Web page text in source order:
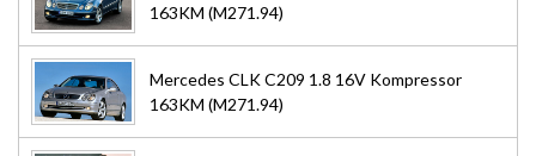
163KM (M271.94)
Mercedes CLK C209 1.8 16V Kompressor
163KM (M271.94)